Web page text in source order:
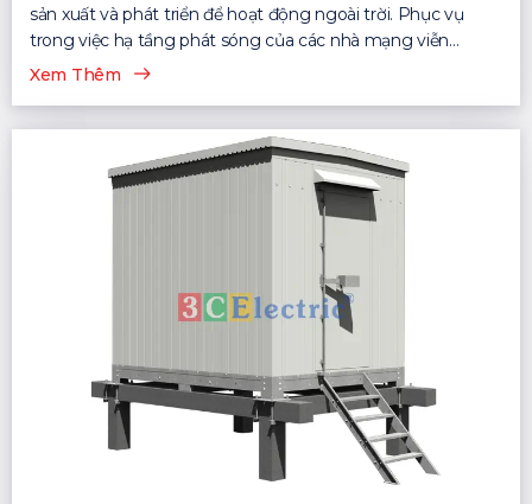
sản xuất và phát triển để hoạt động ngoài trời. Phục vụ
trong việc hạ tầng phát sóng của các nhà mạng viễn
thông...
Xem Thêm